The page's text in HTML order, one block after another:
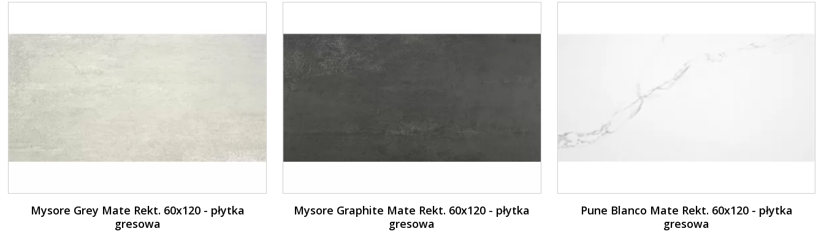
Mysore Grey Mate Rekt. 60x120 - płytka
gresowa
Mysore Graphite Mate Rekt. 60x120 - płytka
gresowa
Pune Blanco Mate Rekt. 60x120 - płytka
gresowa